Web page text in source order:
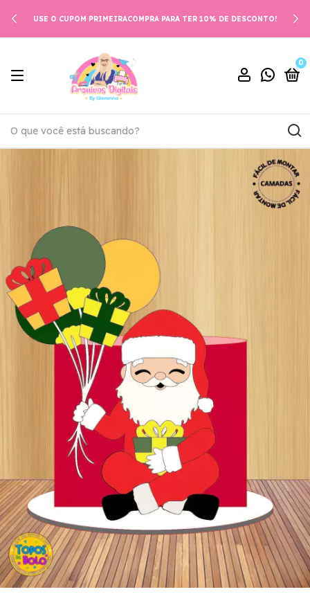
USE O CUPOM PRIMEIRACOMPRA PARA TER 10% DE DESCONTO!
0